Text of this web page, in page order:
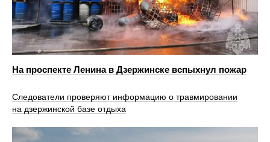
На проспекте Ленина в Дзержинске вспыхнул пожар
Следователи проверяют информацию о травмировании
на дзержинской базе отдыха